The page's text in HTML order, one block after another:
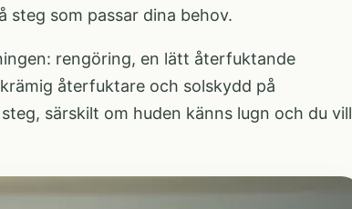
som passar dina behov.
rengöring, en lätt återfuktande
återfuktare och solskydd på
särskilt om huden känns lugn och du vill